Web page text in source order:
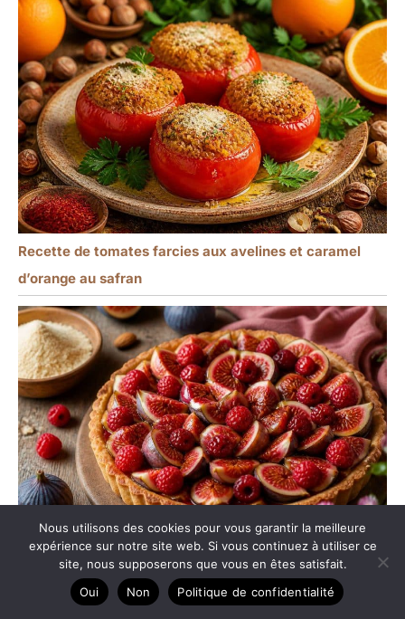
Recette de tomates farcies aux avelines et caramel
d’orange au safran
Recette de tarte aux figues et framboises
Nous utilisons des cookies pour vous garantir la meilleure
expérience sur notre site web. Si vous continuez à utiliser ce
site, nous supposerons que vous en êtes satisfait.
Oui
Non Politique de confidentialité